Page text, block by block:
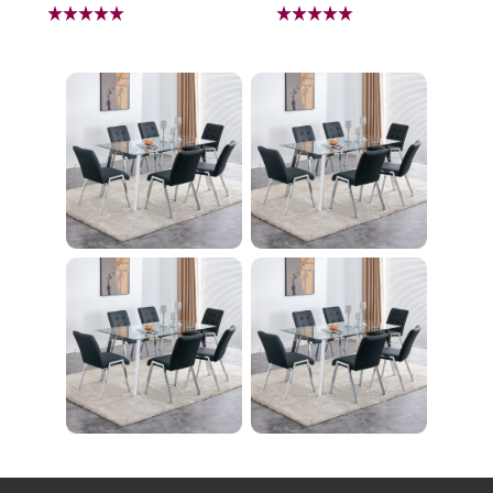
ass Shade,4-Lights E
nity Light
腹筋マシン 足を押さ
レーニング器具 エク
ササイズ ダイエット
旅行 自宅 WBGHS-0
1-R